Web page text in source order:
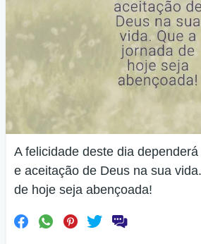
A felicidade deste dia
e aceitação de Deus na sua
de hoje seja abençoada!